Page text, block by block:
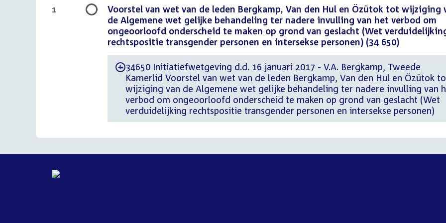
Voorstel van wet van de leden Bergkamp, Van den Hul en Özütok tot wijziging
de Algemene wet gelijke behandeling ter nadere invulling van het verbod om
ongeoorloofd onderscheid te maken op grond van geslacht (Wet
rechtspositie transgender personen en intersekse personen) (34 650)
-34650 Initiatiefwetgeving d.d. 16 januari 2017 - V.A. Bergkamp, Tweede
Kamerlid Voorstel van wet van de leden Bergkamp, Van den Hul en Özütok
wijziging van de Algemene wet gelijke behandeling ter nadere invulling van
verbod om ongeoorloofd onderscheid te maken op grond van geslacht (Wet
verduidelijking rechtspositie transgender personen en intersekse personen)
1